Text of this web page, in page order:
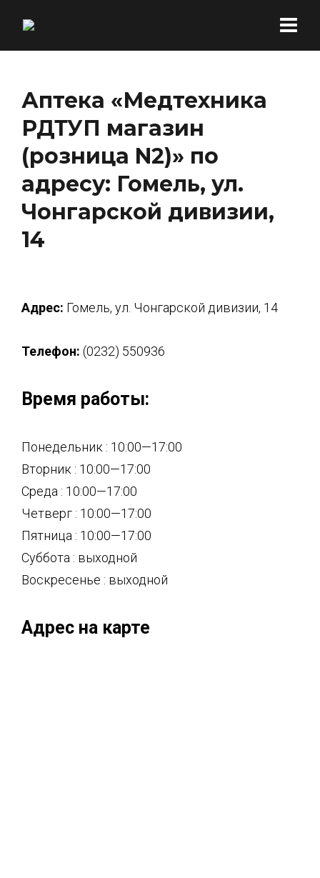
Аптека «Медтехника
РДТУП магазин
(розница N2)» по
адресу: Гомель, ул.
Чонгарской дивизии,
14
Адрес: Гомель, ул. Чонгарской дивизии, 14
Телефон: (0232) 550936
Время работы:
Понедельник : 10:00—17:00
Вторник : 10:00—17:00
Среда : 10:00—17:00
Четверг : 10:00—17:00
Пятница : 10:00—17:00
Суббота : выходной
Воскресенье : выходной
Адрес на карте